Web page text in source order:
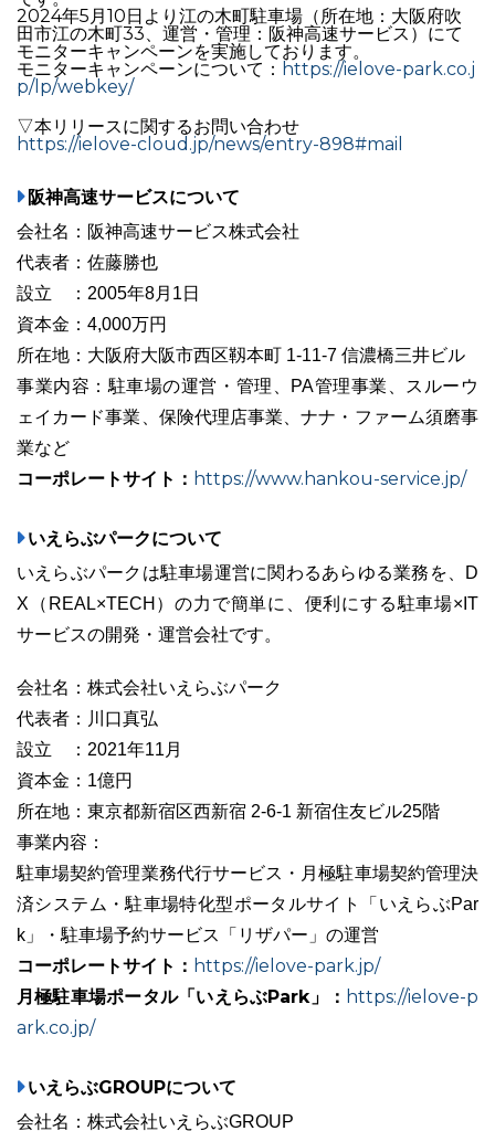
2024年5月10日より江の木町駐車場（所在地：大阪府吹
田市江の木町33、運営・管理：阪神高速サービス）にて
モニターキャンペーンを実施しております。
モニターキャンペーンについて： https://ielove-park.co.j
p/lp/webkey/
▽本リリースに関するお問い合わせ
https://ielove-cloud.jp/news/entry-898#mail
阪神高速サービスについて
会社名：阪神高速サービス株式会社
代表者：佐藤勝也
設立 ：2005年8月1日
資本金：4,000万円
所在地：大阪府大阪市西区靱本町 1-11-7 信濃橋三井ビル
事業内容：駐車場の運営・管理、PA管理事業、スルーウ
ェイカード事業、保険代理店事業、ナナ・ファーム須磨事
業など
コーポレートサイト： https://www.hankou-service.jp/
いえらぶパークについて
いえらぶパークは駐車場運営に関わるあらゆる業務を、D
X（REAL×TECH）の力で簡単に、便利にする駐車場×IT
サービスの開発・運営会社です。
会社名：株式会社いえらぶパーク
代表者：川口真弘
設立 ：2021年11月
資本金：1億円
所在地：東京都新宿区西新宿 2-6-1 新宿住友ビル25階
事業内容：
駐車場契約管理業務代行サービス・月極駐車場契約管理決
済システム・駐車場特化型ポータルサイト「いえらぶPar
k」・駐車場予約サービス「リザパー」の運営
コーポレートサイト： https://ielove-park.jp/
月極駐車場ポータル「いえらぶPark」： https://ielove-p
ark.co.jp/
いえらぶGROUPについて
会社名：株式会社いえらぶGROUP